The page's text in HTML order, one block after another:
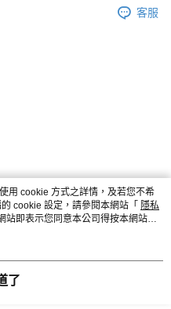
客服
用 cookie 方式之詳情，及若您不希
cookie 設定，請參閱本網站「 隱私
站即表示您同意本公司得按本網站使
了